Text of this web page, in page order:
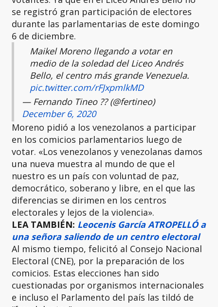
se registró gran participación de electores
durante las parlamentarias de este domingo
6 de diciembre.
Maikel Moreno llegando a votar en
medio de la soledad del Liceo Andrés
Bello, el centro más grande Venezuela.
pic.twitter.com/rFJxpmlkMD
— Fernando Tineo ?? (@fertineo)
December 6, 2020
Moreno pidió a los venezolanos a participar
en los comicios parlamentarios luego de
votar. «Los venezolanos y venezolanas damos
una nueva muestra al mundo de que el
nuestro es un país con voluntad de paz,
democrático, soberano y libre, en el que las
diferencias se dirimen en los centros
electorales y lejos de la violencia».
LEA TAMBIÉN: Leocenis García ATROPELLÓ a
una señora saliendo de un centro electoral
Al mismo tiempo, felicitó al Consejo Nacional
Electoral (CNE), por la preparación de los
comicios. Estas elecciones han sido
cuestionadas por organismos internacionales
e incluso el Parlamento del país las tildó de